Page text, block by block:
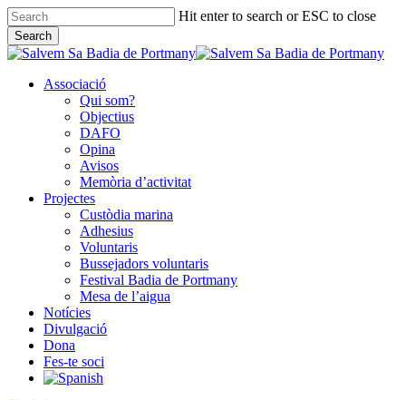
Skip
to
main
content
Hit enter to search or ESC to close
Search
Close
Associació
Qui som?
Objectius
DAFO
Opina
Avisos
Memòria d’activitat
Projectes
Custòdia marina
Adhesius
Voluntaris
Bussejadors voluntaris
Festival Badia de Portmany
Mesa de l’aigua
Notícies
Divulgació
Dona
Fes-te soci